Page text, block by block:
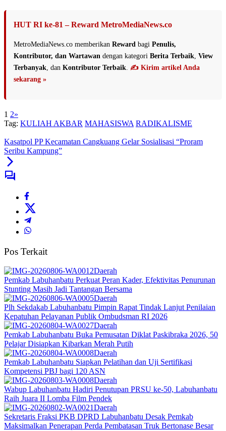
HUT RI ke-81 – Reward MetroMediaNews.co
MetroMediaNews.co memberikan Reward bagi Penulis,
Kontributor, dan Wartawan dengan kategori Berita Terbaik View
Terbanyak , dan Kontributor Terbaik ✍️ Kirim artikel Anda
sekarang »
1 2»
Tag: KULIAH AKBAR MAHASISWA RADIKALISME
Kasatpol PP Kecamatan Cangkuang Gelar Sosialisasi “Proram
Seribu Kampung”
Pos Terkait
Daerah
Pemkab Labuhanbatu Perkuat Peran Kader, Efektivitas Penurunan
Stunting Masih Jadi Tantangan Bersama
Daerah
Plh Sekdakab Labuhanbatu Pimpin Rapat Tindak Lanjut Penilaian
Kepatuhan Pelayanan Publik Ombudsman RI 2026
Daerah
Pemkab Labuhanbatu Buka Pemusatan Diklat Paskibraka 2026, 50
Pelajar Disiapkan Kibarkan Merah Putih
Daerah
Pemkab Labuhanbatu Siapkan Pelatihan dan Uji Sertifikasi
Kompetensi PBJ bagi 120 ASN
Daerah
Wabup Labuhanbatu Hadiri Penutupan PRSU ke-50, Labuhanbatu
Raih Juara II Lomba Film Pendek
Daerah
Sekretaris Fraksi PKB DPRD Labuhanbatu Desak Pemkab
Maksimalkan Penerapan Perda Pembatasan Truk Bertonase Besar